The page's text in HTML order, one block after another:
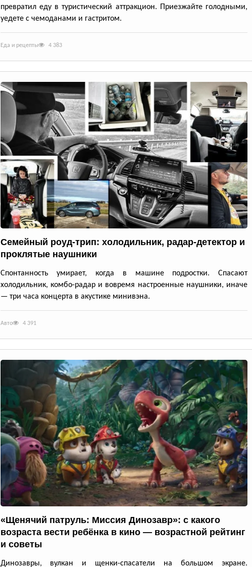
превратил еду в туристический аттракцион. Приезжайте голодными,
уедете с чемоданами и гастритом.
Еда и рецепты 4 383
Семейный роуд-трип: холодильник, радар-детектор и
проклятые наушники
Спонтанность умирает, когда в машине подростки. Спасают
холодильник, комбо-радар и вовремя настроенные наушники, иначе
— три часа концерта в акустике минивэна.
Авто 4 391
«Щенячий патруль: Миссия Динозавр»: с какого
возраста вести ребёнка в кино — возрастной рейтинг
и советы
Динозавры, вулкан и щенки-спасатели на большом экране.